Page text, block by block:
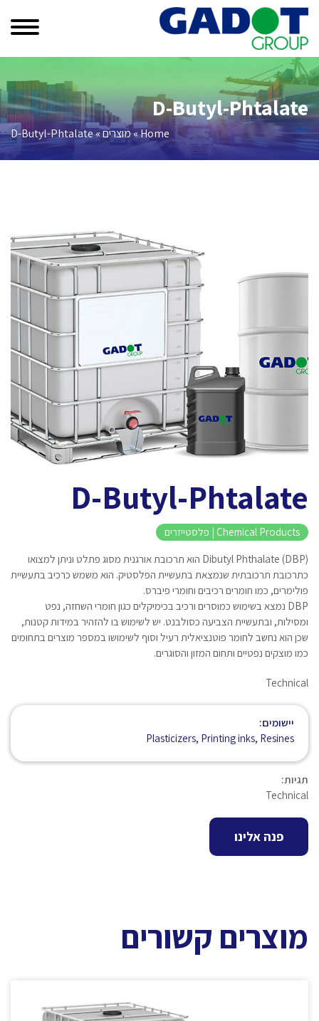
D-Butyl-Phtalate
Home
»מוצרים»
D-Butyl-Phtalate
D-Butyl-Phtalate
Chemical Products | פלסטייזרים
Dibutyl Phthalate (DBP) הוא תרכובת אורגנית מסוג פתלט וניתן למצואו
כתרכובת תרכובתית שנמצאת בתעשיית הפלסטיק. הוא משמש כרכיב בתעשיית
פולימרים, כמו חומרים רכיבים וחומרי פיברס.
DBP נמצא בשימוש כמוסרים ורכיב בכימיקלים כגון חומרי השחזה, נפט
ומסילות, ובתעשיית הצביעה כסולבנט. יש לשימוש בו להזהיר במידות קטנות,
שכן הוא נחשב לחומר פוטנציאלית רעיל וסוף לשימושו במספר מוצרים בתחומים
כמו מוצקים נפטיים ותחום המזון והסוגרים.
Technical
יישומים:
Plasticizers, Printing inks, Resines
תגיות:
Technical
פנה אלינו
מוצרים קשורים